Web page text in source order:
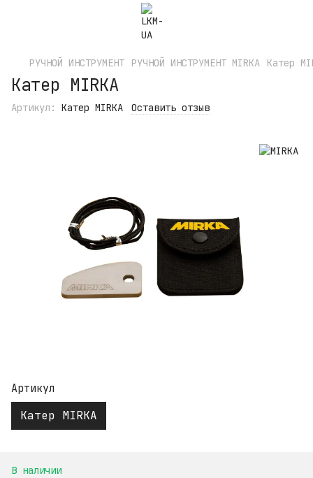
РУЧНОЙ ИНСТРУМЕНТ РУЧНОЙ ИНСТРУМЕНТ MIRKA Катер
Катер MIRKA
Артикул: Катер MIRKA Оставить отзыв
Артикул
Катер MIRKA
В наличии